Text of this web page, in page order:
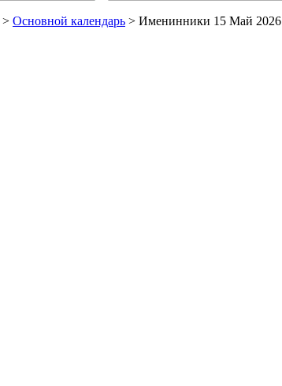
> Основной календарь > Именинники 15 Май 2026